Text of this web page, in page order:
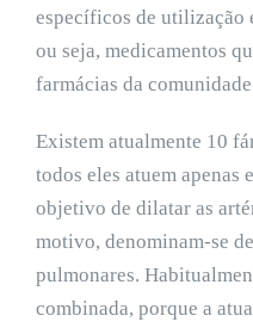
específicos de utilização
ou seja, medicamentos
farmácias da
Existem atualmente 10
todos eles atuem apenas
objetivo de dilatar as
motivo, denominam-se
pulmonares.
combinada, porque a